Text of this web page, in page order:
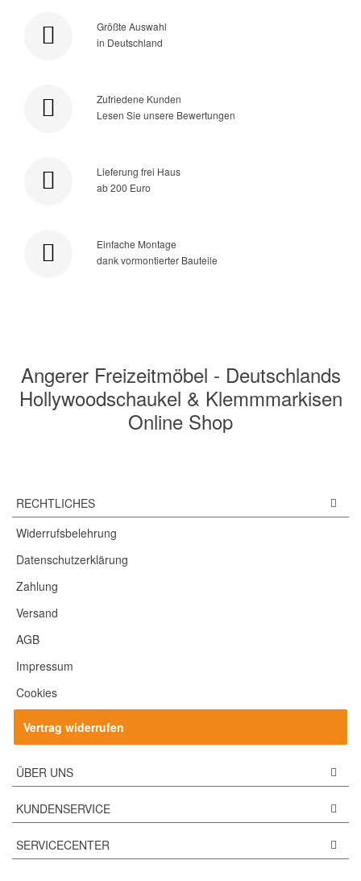
Größte Auswahl
in Deutschland
Zufriedene Kunden
Lesen Sie unsere Bewertungen
Lieferung frei Haus
ab 200 Euro
Einfache Montage
dank vormontierter Bauteile
Angerer Freizeitmöbel - Deutschlands
Hollywoodschaukel & Klemmmarkisen
Online Shop
RECHTLICHES
Widerrufsbelehrung
Datenschutzerklärung
Zahlung
Versand
AGB
Impressum
Cookies
Vertrag widerrufen
ÜBER UNS
KUNDENSERVICE
SERVICECENTER